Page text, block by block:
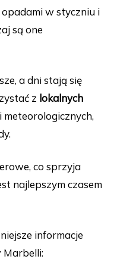
w styczniu i
są one
a dni stają się
z lokalnych
co sprzyja
najlepszym czasem
informacje
Marbelli: